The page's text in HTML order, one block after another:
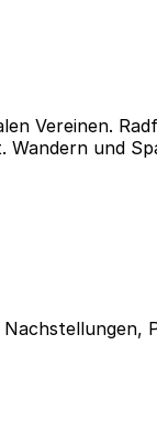
Vereinen.
und